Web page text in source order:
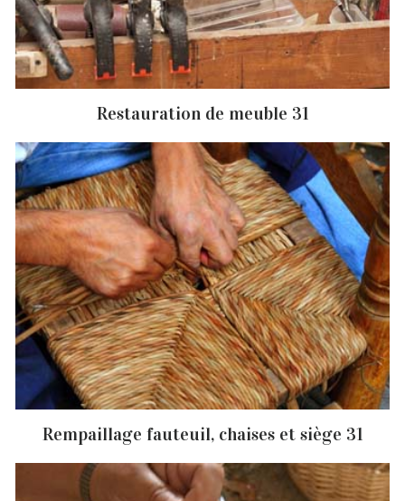
Restauration de meuble 31
Rempaillage fauteuil, chaises et siège 31